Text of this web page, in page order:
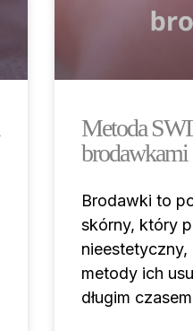
Metoda
brodawkami
Brodawki to
skórny, który
nieestetyczny,
metody ich
długim